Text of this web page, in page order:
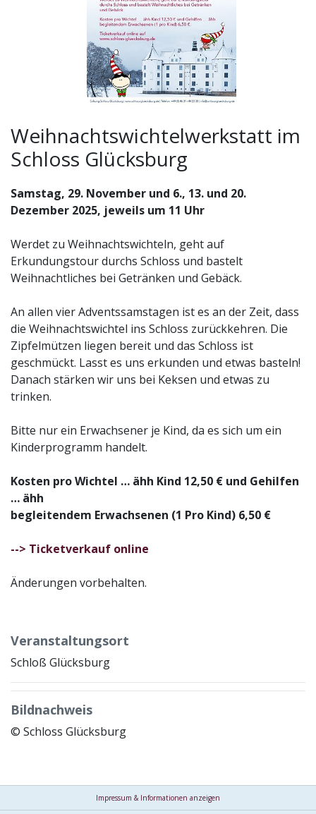
Weihnachtswichtelwerkstatt im
Schloss Glücksburg
Samstag, 29. November und 6., 13. und 20.
Dezember 2025, jeweils um 11 Uhr
Werdet zu Weihnachtswichteln, geht auf
Erkundungstour durchs Schloss und bastelt
Weihnachtliches bei Getränken und Gebäck.
An allen vier Adventssamstagen ist es an der Zeit, dass
die Weihnachtswichtel ins Schloss zurückkehren. Die
Zipfelmützen liegen bereit und das Schloss ist
geschmückt. Lasst es uns erkunden und etwas basteln!
Danach stärken wir uns bei Keksen und etwas zu
trinken.
Bitte nur ein Erwachsener je Kind, da es sich um ein
Kinderprogramm handelt.
Kosten pro Wichtel … ähh Kind 12,50 € und Gehilfen
… ähh
begleitendem Erwachsenen (1 Pro Kind) 6,50 €
--> Ticketverkauf online
Änderungen vorbehalten.
Veranstaltungsort
Schloß Glücksburg
Bildnachweis
© Schloss Glücksburg
Impressum & Informationen anzeigen